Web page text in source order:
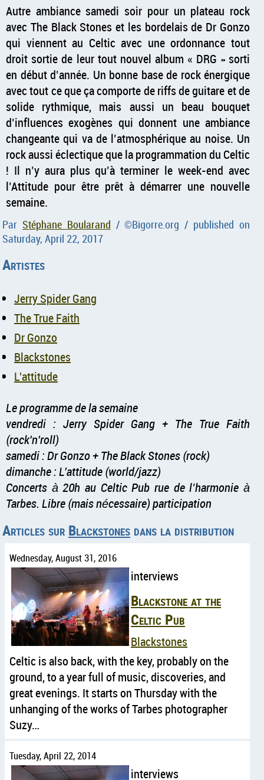
Autre ambiance samedi soir pour un plateau rock
avec The Black Stones et les bordelais de Dr Gonzo
qui viennent au Celtic avec une ordonnance tout
droit sortie de leur tout nouvel album
DRG sorti
en début d’année. Un bonne base de rock énergique
avec tout ce que ça comporte de riffs de guitare et de
solide rythmique, mais aussi un beau bouquet
d’influences exogènes qui donnent une ambiance
changeante qui va de l’atmosphérique au noise. Un
rock aussi éclectique que la programmation du Celtic
! Il n’y aura plus qu’à terminer le week-end avec
l’Attitude pour être prêt à démarrer une nouvelle
semaine.
Par Stéphane Boularand / ©Bigorre.org / published on
Saturday, April 22, 2017
Artistes
Jerry Spider Gang
The True Faith
Dr Gonzo
Blackstones
L'attitude
Le programme de la semaine
vendredi : Jerry Spider Gang + The True Faith
(rock'n'roll)
samedi : Dr Gonzo + The Black Stones (rock)
dimanche : L'attitude (world/jazz)
Concerts à 20h au Celtic Pub rue de l’harmonie à
Tarbes. Libre (mais nécessaire) participation
Articles sur Blackstones dans la distribution
Wednesday, August 31, 2016
interviews
Blackstone at the
Celtic Pub
Blackstones
Celtic is also back, with the key, probably on the
ground, to a year full of music, discoveries, and
great evenings. It starts on Thursday with the
unhanging of the works of Tarbes photographer
Suzy…
Tuesday, April 22, 2014
interviews